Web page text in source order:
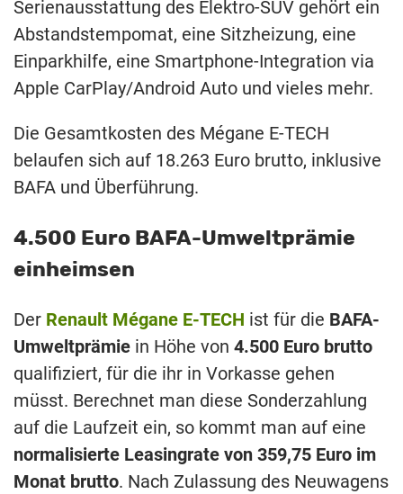
Serienausstattung des Elektro-SUV gehört ein
Abstandstempomat, eine Sitzheizung, eine
Einparkhilfe, eine Smartphone-Integration via
Apple CarPlay/Android Auto und vieles mehr.
Die Gesamtkosten des Mégane E-TECH
belaufen sich auf 18.263 Euro brutto, inklusive
BAFA und Überführung.
4.500 Euro BAFA-Umweltprämie
einheimsen
Der Renault Mégane E-TECH ist für die BAFA-
Umweltprämie in Höhe von 4.500 Euro brutto
qualifiziert, für die ihr in Vorkasse gehen
müsst. Berechnet man diese Sonderzahlung
auf die Laufzeit ein, so kommt man auf eine
normalisierte Leasingrate von 359,75 Euro im
Monat brutto. Nach Zulassung des Neuwagens